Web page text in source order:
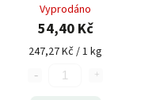
Vyprodáno
54,40 Kč
247,27 Kč / 1 kg